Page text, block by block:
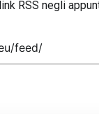
RSS negli